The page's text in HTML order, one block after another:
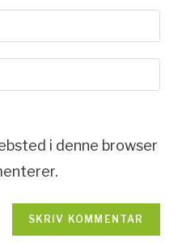
i denne browser